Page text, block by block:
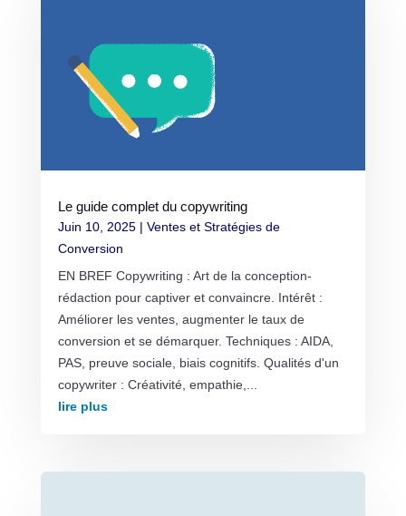
Le guide complet du copywriting
Juin 10, 2025| Ventes et Stratégies de
Conversion
EN BREF Copywriting : Art de la conception-
rédaction pour captiver et convaincre. Intérêt :
Améliorer les ventes, augmenter le taux de
conversion et se démarquer. Techniques : AIDA,
PAS, preuve sociale, biais cognitifs. Qualités d'un
copywriter : Créativité, empathie,...
lire plus